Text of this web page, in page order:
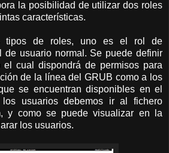
la posibilidad de utilizar dos roles
características.
tipos de roles, uno es el rol de
de usuario normal. Se puede definir
el cual dispondrá de permisos para
de la línea del GRUB como a los
se encuentran disponibles en el
usuarios debemos ir al fichero
y como se puede visualizar en la
los usuarios.